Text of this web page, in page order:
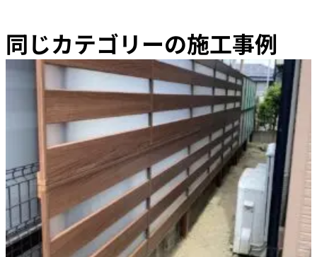
同じカテゴリーの施工事例